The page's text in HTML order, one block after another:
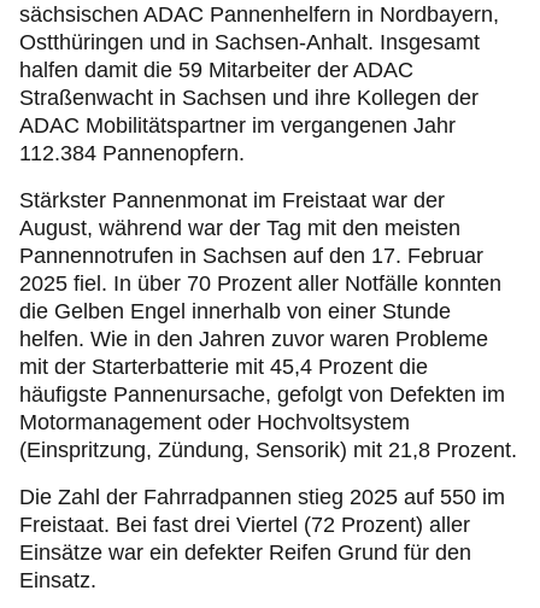
sächsischen ADAC Pannenhelfern in Nordbayern,
Ostthüringen und in Sachsen-Anhalt. Insgesamt
halfen damit die 59 Mitarbeiter der ADAC
Straßenwacht in Sachsen und ihre Kollegen der
ADAC Mobilitätspartner im vergangenen Jahr
112.384 Pannenopfern.
Stärkster Pannenmonat im Freistaat war der
August, während war der Tag mit den meisten
Pannennotrufen in Sachsen auf den 17. Februar
2025 fiel. In über 70 Prozent aller Notfälle konnten
die Gelben Engel innerhalb von einer Stunde
helfen. Wie in den Jahren zuvor waren Probleme
mit der Starterbatterie mit 45,4 Prozent die
häufigste Pannenursache, gefolgt von Defekten im
Motormanagement oder Hochvoltsystem
(Einspritzung, Zündung, Sensorik) mit 21,8 Prozent.
Die Zahl der Fahrradpannen stieg 2025 auf 550 im
Freistaat. Bei fast drei Viertel (72 Prozent) aller
Einsätze war ein defekter Reifen Grund für den
Einsatz.